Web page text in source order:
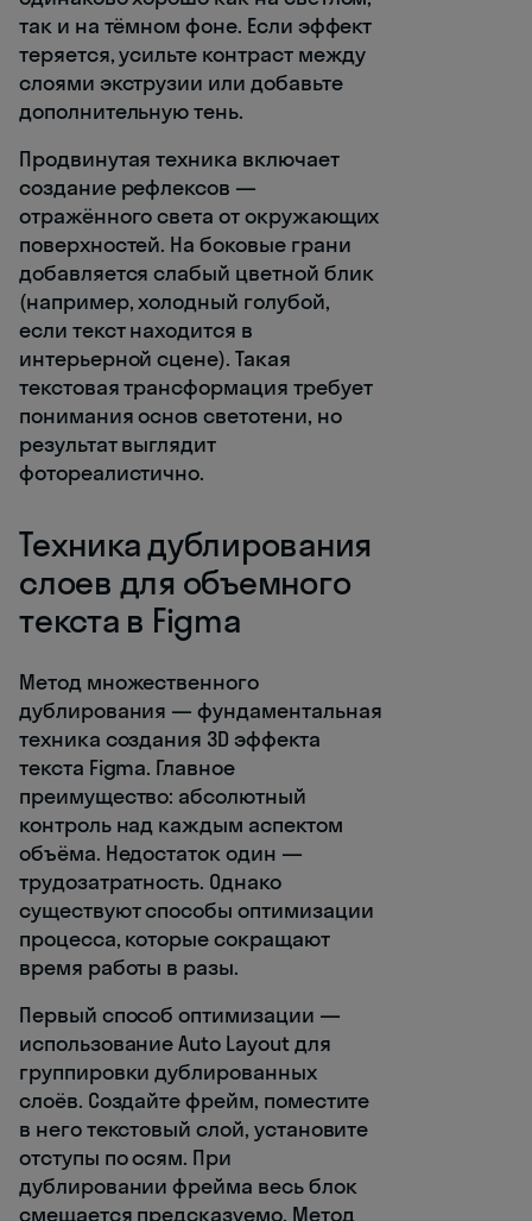
так и на тёмном фоне. Если эффект
теряется, усильте контраст между
слоями экструзии или добавьте
дополнительную тень.
Продвинутая техника включает
создание рефлексов —
отражённого света от окружающих
поверхностей. На боковые грани
добавляется слабый цветной блик
(например, холодный голубой,
если текст находится в
интерьерной сцене). Такая
текстовая трансформация требует
понимания основ светотени, но
результат выглядит
фотореалистично.
Техника дублирования
слоев для объемного
текста в Figma
Метод множественного
дублирования — фундаментальная
техника создания 3D эффекта
текста Figma. Главное
преимущество: абсолютный
контроль над каждым аспектом
объёма. Недостаток один —
трудозатратность. Однако
существуют способы оптимизации
процесса, которые сокращают
время работы в разы.
Первый способ оптимизации —
использование Auto Layout для
группировки дублированных
слоёв. Создайте фрейм, поместите
в него текстовый слой, установите
отступы по осям. При
дублировании фрейма весь блок
смещается предсказуемо. Метод